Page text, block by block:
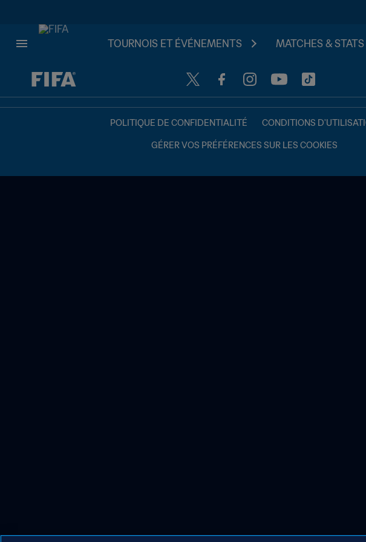
TOURNOIS ET ÉVÉNEMENTS MATCHES & STATS
à dét. – à dét.
POLITIQUE DE CONFIDENTIALITÉ CONDITIONS
GÉRER VOS PRÉFÉRENCES SUR LES COOKIES